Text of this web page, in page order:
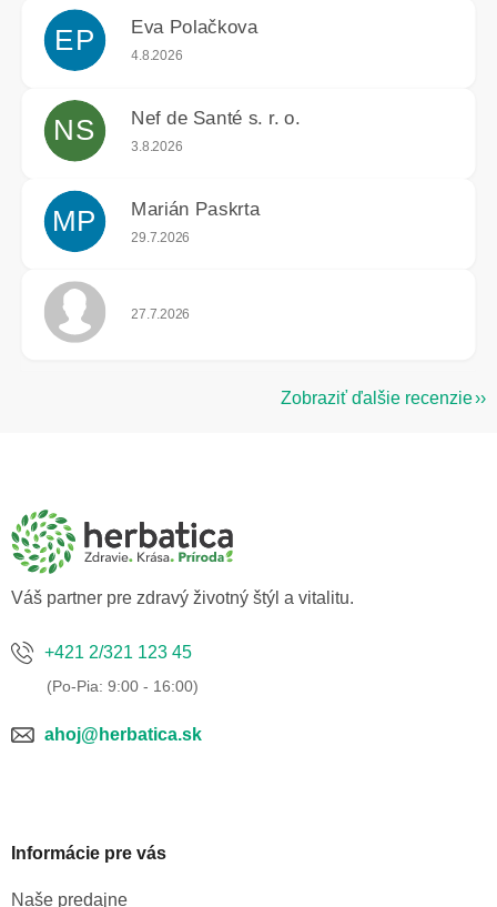
EP Eva Polačkova
Hodnotenie obchodu je 5 z 5 hviezdičiek.
4.8.2026
NS Nef de Santé s. r. o.
Hodnotenie obchodu je 5 z 5 hviezdičiek.
3.8.2026
MP Marián Paskrta
Hodnotenie obchodu je 5 z 5 hviezdičiek.
29.7.2026
Hodnotenie obchodu je 5 z 5 hviezdičiek.
27.7.2026
Zobraziť ďalšie recenzie
Váš partner pre zdravý životný štýl a vitalitu.
+421 2/321 123 45
ahoj@herbatica.sk
Informácie pre vás
Naše predajne